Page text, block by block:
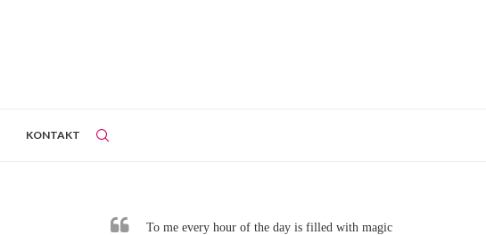
KONTAKT
To me every hour of the day is filled with magic